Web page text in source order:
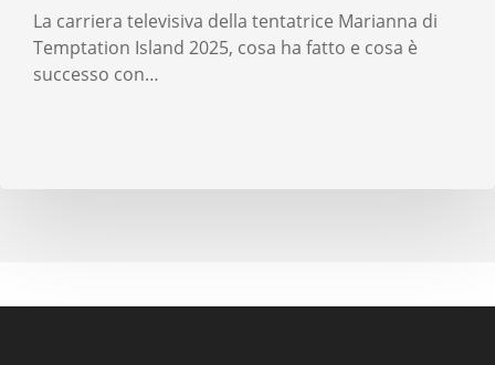
La carriera televisiva della tentatrice Marianna di
Temptation Island 2025, cosa ha fatto e cosa è
successo con…